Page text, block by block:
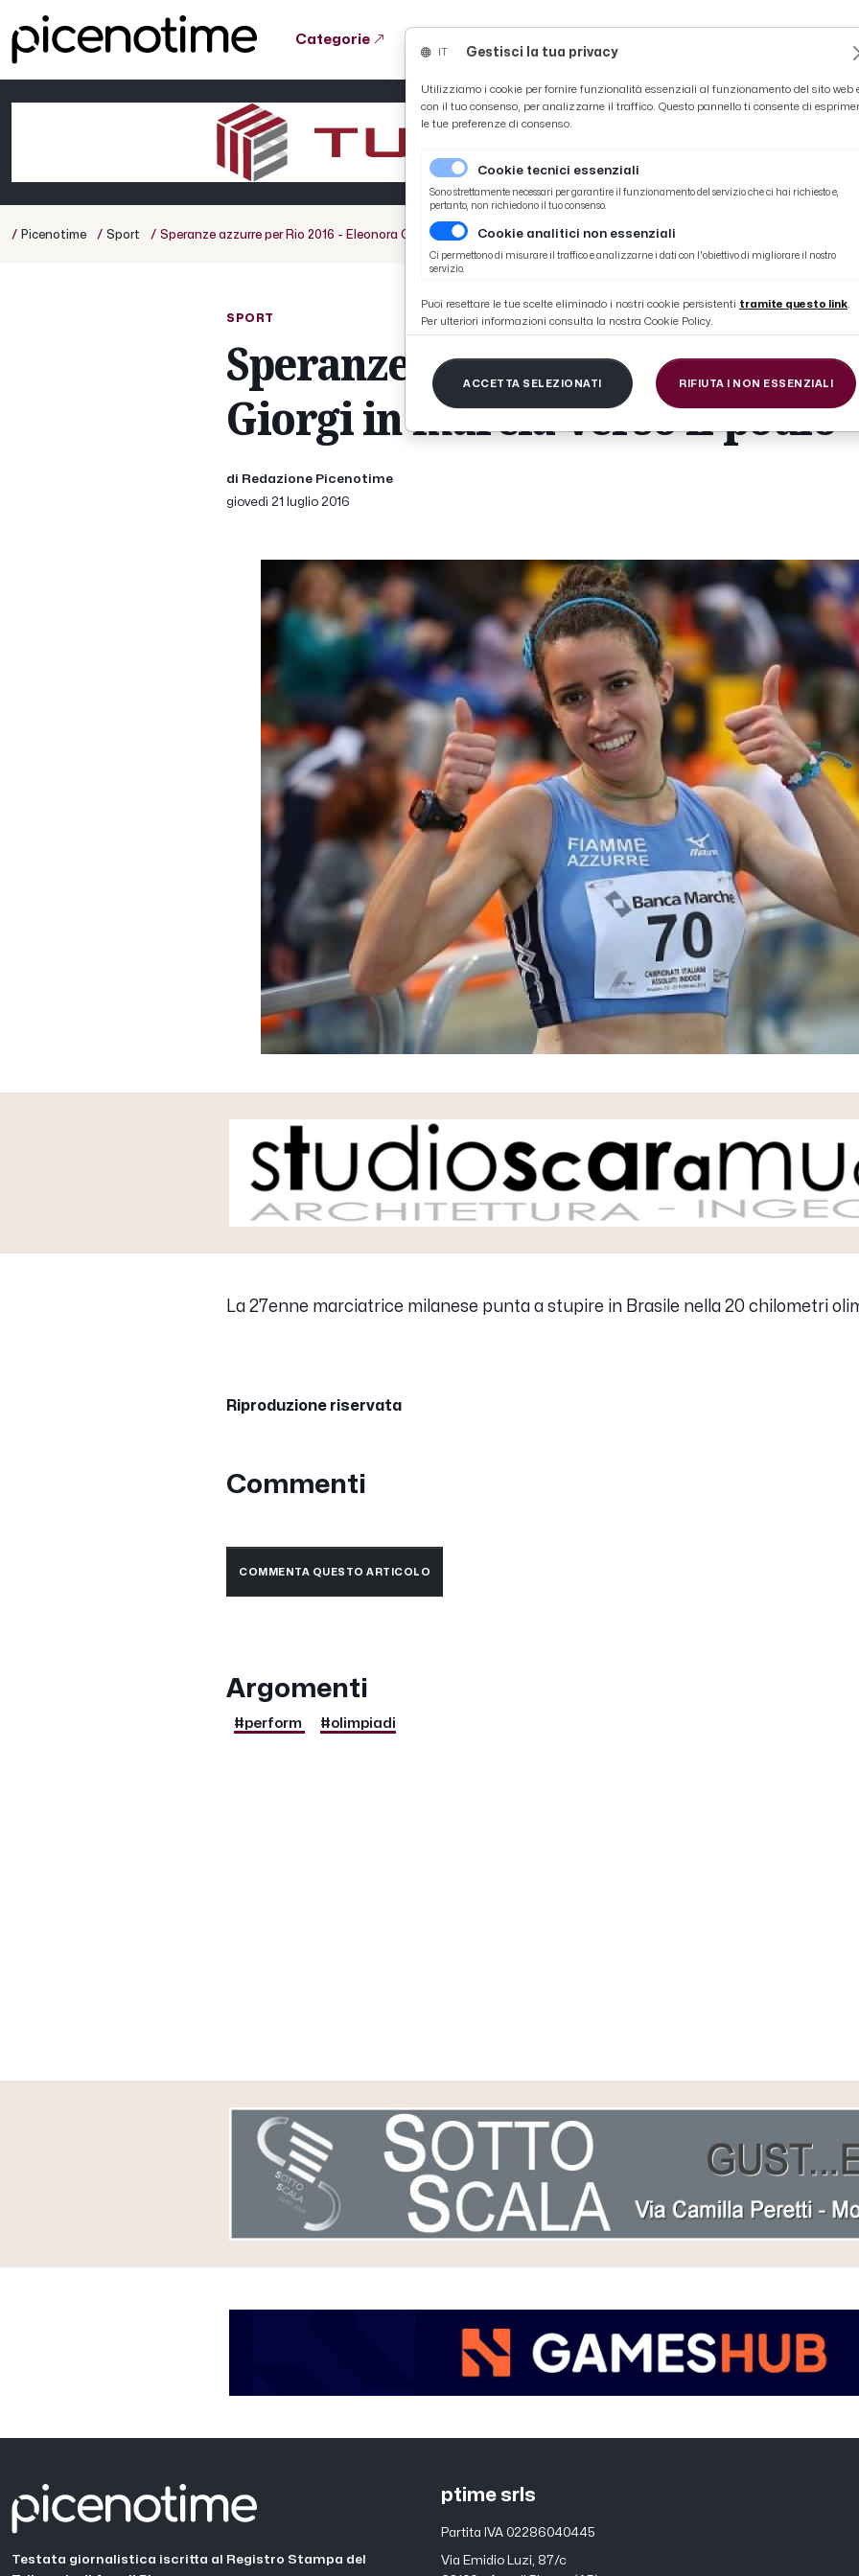
Categorie Coppa
/ Picenotime / Sport / Speranze azzurre per Rio 2016 - Eleonora Giorgi in marcia verso il podio
SPORT
Speranze azzurre per Rio 2016
Giorgi in marcia verso il podio
di Redazione Picenotime
giovedì 21 luglio 2016
La 27enne marciatrice milanese punta a stupire in Brasile nella 20 chilometri
Riproduzione riservata
Commenti
COMMENTA QUESTO ARTICOLO
Argomenti
#perform #olimpiadi
Testata giornalistica iscritta al Registro Stampa del
ptime srls
Partita IVA 02286040445
Via Emidio Luzi, 87/c
Gestisci la tua privacy
Utilizziamo i cookie per fornire funzionalità essenziali al funzionamento del sito web
con il tuo consenso, per analizzarne il traffico. Questo pannello ti consente di
le tue preferenze di consenso.
Cookie tecnici essenziali
Sono strettamente necessari per garantire il funzionamento del servizio che ci hai richiesto e,
pertanto, non richiedono il tuo consenso.
Cookie analitici non essenziali
Ci permettono di misurare il traffico e analizzarne i dati con l'obiettivo di migliorare il nostro
servizio.
Puoi resettare le tue scelte eliminado i nostri cookie persistenti tramite questo link.
Per ulteriori informazioni consulta la nostra Cookie Policy.
ACCETTA SELEZIONATI RIFIUTA I NON ESSENZIALI